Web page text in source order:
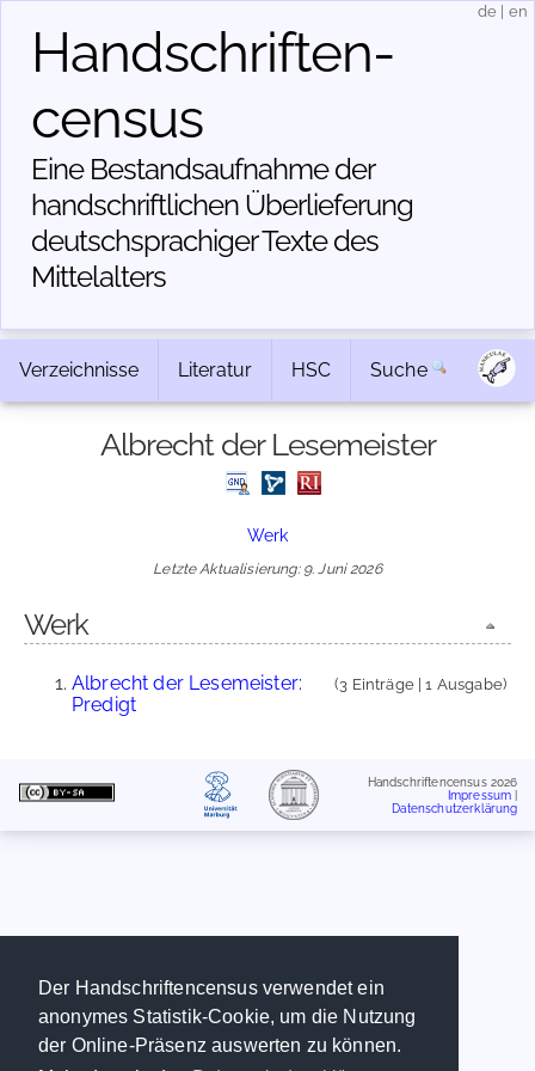
Der Handschriftencensus verwendet ein
anonymes Statistik-Cookie, um die Nutzung
der Online-Präsenz auswerten zu können.
Handschriften­
census
Eine Bestandsaufnahme der
handschriftlichen Über­lieferung
deutschsprachiger Texte des
Mittelalters
de en
Verzeichnisse Literatur HSC Suche
Albrecht der Lesemeister
Werk
Letzte Aktualisierung: 9. Juni 2026
Werk
Albrecht der Lesemeister:
Predigt
(3 Einträge | 1 Ausgabe)
Handschriftencensus 2026
Impressum
Datenschutzerklärung